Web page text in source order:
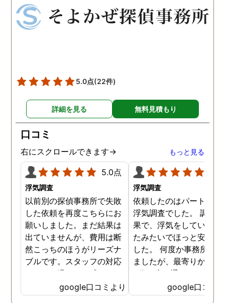
5.0点(22件)
詳細を見る 無料見積もり
口コミ
右にスクロールできます→ もっと見る
5.0点
浮気調査
以前別の探偵事務所で失敗
した依頼を再度こちらにお
願いしました。まだ結果は
出ていませんが、費用は断
然こっちのほうがリーズナ
ブルです。スタッフの対応
なんかも温かみを感じま
す。はじめからこちらにす
ればよかったです😢 …
google口コミより
浮気調査
依頼したのはパートナー
浮気調査でした。 調査
果で、浮気をしていなか
たみたいでほっと安心し
した。 何度か事務所に
ましたが、最寄りから徒
3分程度で通いやすかっ
google口コミ